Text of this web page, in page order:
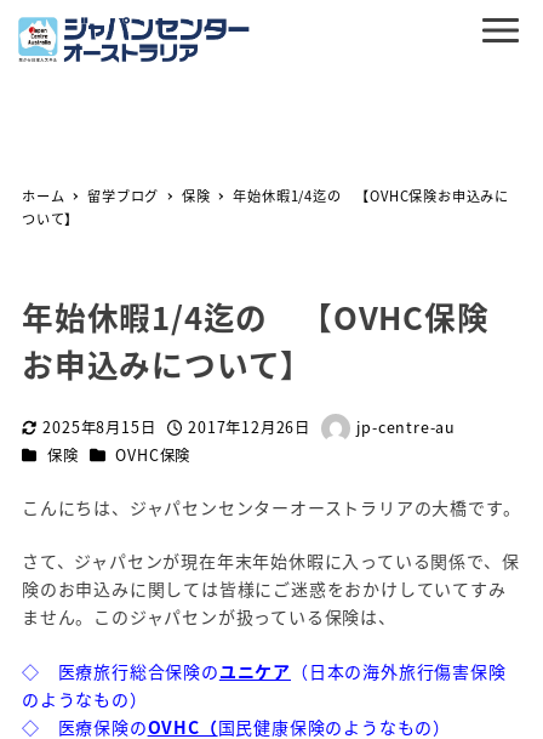
ホーム 留学ブログ 保険
年始休暇1/4迄の 【OVHC保険お申込みに
ついて】
年始休暇1/4迄の 【OVHC保険
お申込みについて】
更新日2025年8月15日 投稿日2017年12月26日
著
jp-centre-au
カテゴリー
保険 カテゴリー
OVHC保険
こんにちは、ジャパセンセンターオーストラリアの大橋です。
さて、ジャパセンが現在年末年始休暇に入っている関係で、保
険のお申込みに関しては皆様にご迷惑をおかけしていてすみ
ません。このジャパセンが扱っている保険は、
◇ 医療旅行総合保険のユニケア （日本の海外旅行傷害保険
のようなもの）
◇ 医療保険のOVHC（国民健康保険のようなもの）